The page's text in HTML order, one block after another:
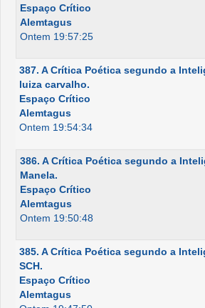
Espaço Crítico
Alemtagus
Ontem 19:57:25
387. A Crítica Poética segundo a
luiza carvalho.
Espaço Crítico
Alemtagus
Ontem 19:54:34
386. A Crítica Poética segundo a
Manela.
Espaço Crítico
Alemtagus
Ontem 19:50:48
385. A Crítica Poética segundo a
SCH.
Espaço Crítico
Alemtagus